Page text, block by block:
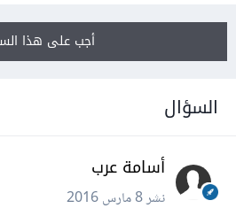
أجب على هذا
السؤال
أسامة عرب
نشر8 مارس 2016